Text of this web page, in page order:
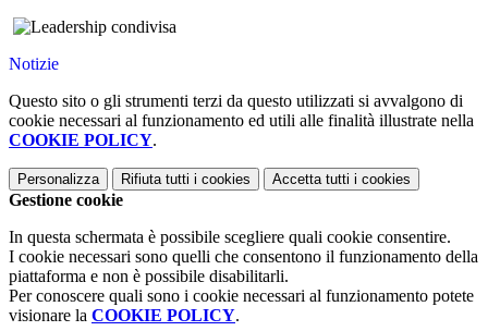
Notizie
Questo sito o gli strumenti terzi da questo utilizzati si avvalgono di
cookie necessari al funzionamento ed utili alle finalità illustrate nella
COOKIE POLICY.
Personalizza Rifiuta tutti i cookies Accetta tutti i cookies
Gestione cookie
In questa schermata è possibile scegliere quali cookie consentire.
I cookie necessari sono quelli che consentono il funzionamento della
piattaforma e non è possibile disabilitarli.
Per conoscere quali sono i cookie necessari al funzionamento potete
visionare la COOKIE POLICY.